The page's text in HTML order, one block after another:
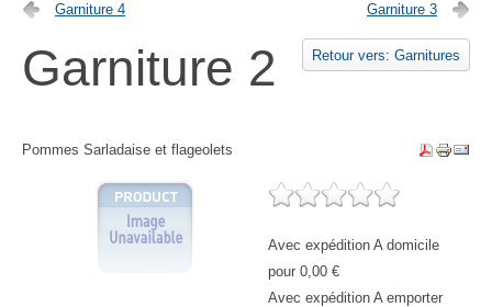
Garniture 4 Garniture 3
Retour vers: Garnitures
Garniture 2
Pommes Sarladaise et flageolets
Avec expédition A domicile
pour 0,00 €
Avec expédition A emporter